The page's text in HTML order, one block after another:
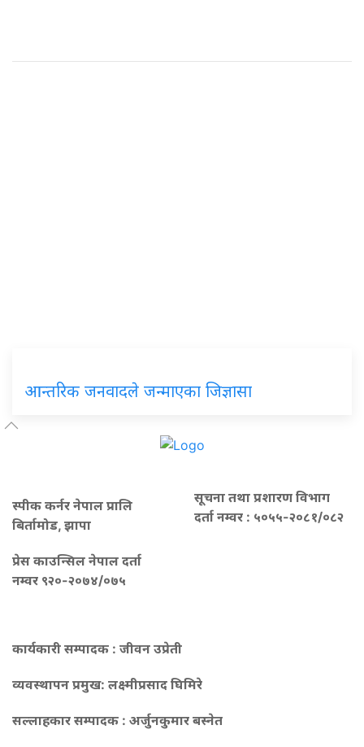
आन्तरिक जनवादले जन्माएका जिज्ञासा
स्पीक कर्नर नेपाल प्रालि
बिर्तामोड, झापा
प्रेस काउन्सिल नेपाल दर्ता
नम्वर ९२०-२०७४/०७५
सूचना तथा प्रशारण विभाग
दर्ता नम्वर : ५०५५-२०८१/०८२
कार्यकारी सम्पादक : जीवन उप्रेती
व्यवस्थापन प्रमुख: लक्ष्मीप्रसाद घिमिरे
सल्लाहकार सम्पादक : अर्जुनकुमार बस्नेत